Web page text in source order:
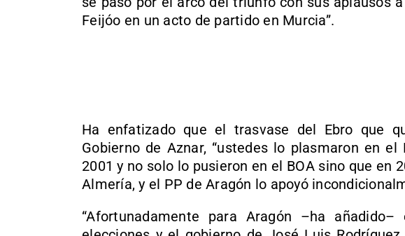
Feijóo en un acto de partido en Murcia”.
Ha enfatizado que el trasvase del Ebro que
Gobierno de Aznar, “ustedes lo plasmaron en
2001 y no solo lo pusieron en el BOA sino que en
Almería, y el PP de Aragón lo apoyó
“Afortunadamente para Aragón –ha